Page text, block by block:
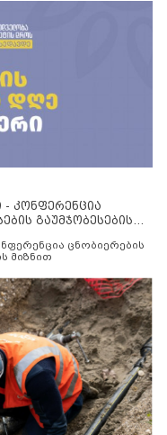
კონფერენცია
გაუმჯობესების
ცნობიერების
მიზნით